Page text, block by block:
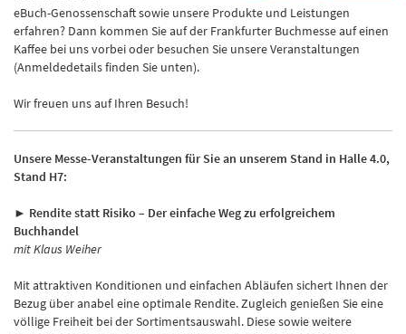
eBuch-Genossenschaft sowie unsere Produkte und Leistungen
erfahren? Dann kommen Sie auf der Frankfurter Buchmesse auf einen
Kaffee bei uns vorbei oder besuchen Sie unsere Veranstaltungen
(Anmeldedetails finden Sie unten).
Wir freuen uns auf Ihren Besuch!
Unsere Messe-Veranstaltungen für Sie an unserem Stand in Halle 4.0,
Stand H7:
► Rendite statt Risiko – Der einfache Weg zu erfolgreichem
Buchhandel
mit Klaus Weiher
Mit attraktiven Konditionen und einfachen Abläufen sichert Ihnen der
Bezug über anabel eine optimale Rendite. Zugleich genießen Sie eine
völlige Freiheit bei der Sortimentsauswahl. Diese sowie weitere